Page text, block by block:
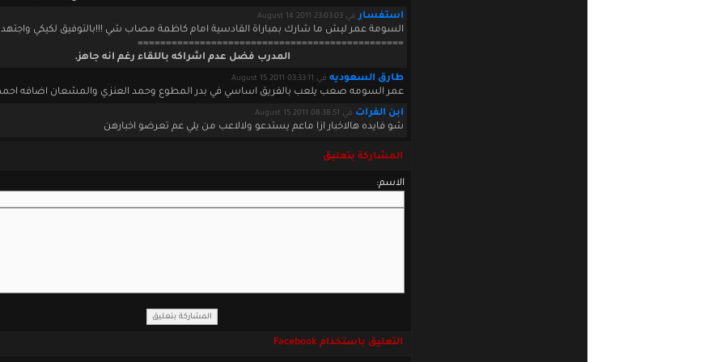
استفسار في August 14 2011 23:03:03
السومة عمر ليش ما شارك بمباراة القادسية امام كاظمة مصاب شي !!!بالتوفيق لكيكي واجتهد
===============================================
المدرب فضل عدم اشراكه باللقاء رغم انه جاهز.
طارق السعوديه في August 15 2011 03:33:11
عمر السومه صعب يلعب بالفريق اساسي في بدر المطوع وحمد العنزي والمشعان اضافه
ابن الفرات في August 15 2011 08:38:51
شو فايده هالاخبار ازا ماعم يستدعو ولالاعب من يلي عم تعرضو اخبارهن
المشاركة بتعليق
الاسم:
التعليق باستخدام Facebook